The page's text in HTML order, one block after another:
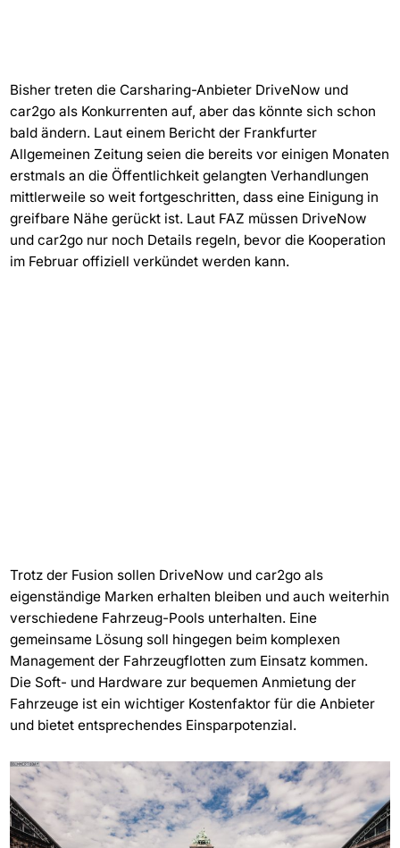
Bisher treten die Carsharing-Anbieter DriveNow und
car2go als Konkurrenten auf, aber das könnte sich schon
bald ändern. Laut einem Bericht der Frankfurter
Allgemeinen Zeitung seien die bereits vor einigen Monaten
erstmals an die Öffentlichkeit gelangten Verhandlungen
mittlerweile so weit fortgeschritten, dass eine Einigung in
greifbare Nähe gerückt ist. Laut FAZ müssen DriveNow
und car2go nur noch Details regeln, bevor die Kooperation
im Februar offiziell verkündet werden kann.
Trotz der Fusion sollen DriveNow und car2go als
eigenständige Marken erhalten bleiben und auch weiterhin
verschiedene Fahrzeug-Pools unterhalten. Eine
gemeinsame Lösung soll hingegen beim komplexen
Management der Fahrzeugflotten zum Einsatz kommen.
Die Soft- und Hardware zur bequemen Anmietung der
Fahrzeuge ist ein wichtiger Kostenfaktor für die Anbieter
und bietet entsprechendes Einsparpotenzial.